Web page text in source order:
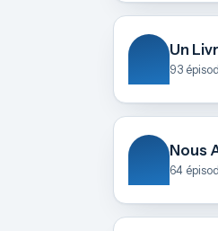
Un
Nous